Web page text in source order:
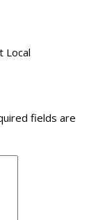
Local
fields are